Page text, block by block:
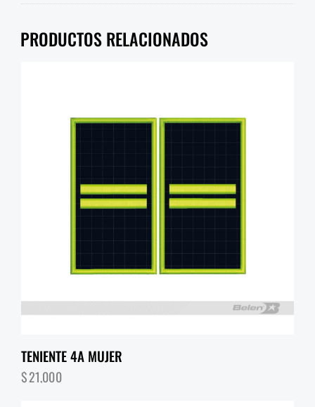
PRODUCTOS RELACIONADOS
TENIENTE 4A MUJER
$21,000